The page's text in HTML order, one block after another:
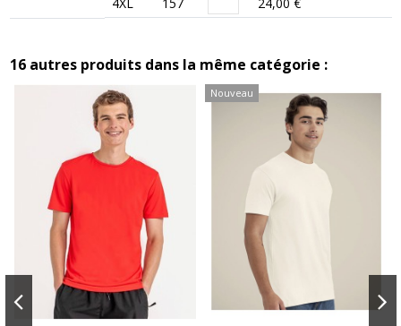
16 autres produits dans la même catégorie :
Nouveau